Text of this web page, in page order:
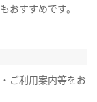
おすすめです。
ご利用案内等をお